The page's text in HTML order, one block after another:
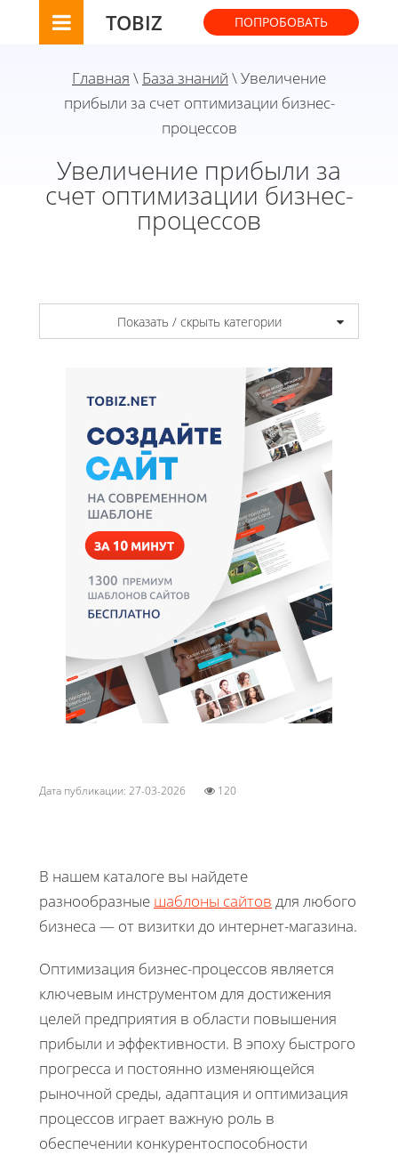
TOBIZ ПОПРОБОВАТЬ
Главная \ База знаний \ Увеличение
прибыли за счет оптимизации бизнес-
процессов
Увеличение прибыли за
счет оптимизации бизнес-
процессов
Показать / скрыть категории
Дата публикации: 27-03-2026 120
В нашем каталоге вы найдете
разнообразные шаблоны сайтов для любого
бизнеса — от визитки до интернет-магазина.
Оптимизация бизнес-процессов является
ключевым инструментом для достижения
целей предприятия в области повышения
прибыли и эффективности. В эпоху быстрого
прогресса и постоянно изменяющейся
рыночной среды, адаптация и оптимизация
процессов играет важную роль в
обеспечении конкурентоспособности